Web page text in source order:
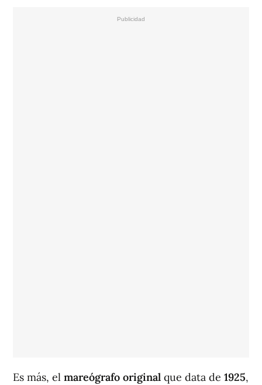
Es más, el mareógrafo original que data de 1925,